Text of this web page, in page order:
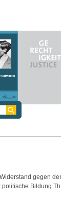
gegen
politische Bildung